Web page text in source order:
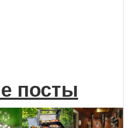
посты